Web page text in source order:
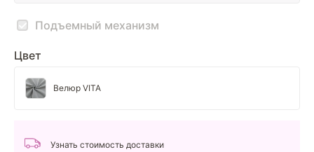
Подъемный механизм
Цвет
Велюр VITA
Узнать стоимость доставки